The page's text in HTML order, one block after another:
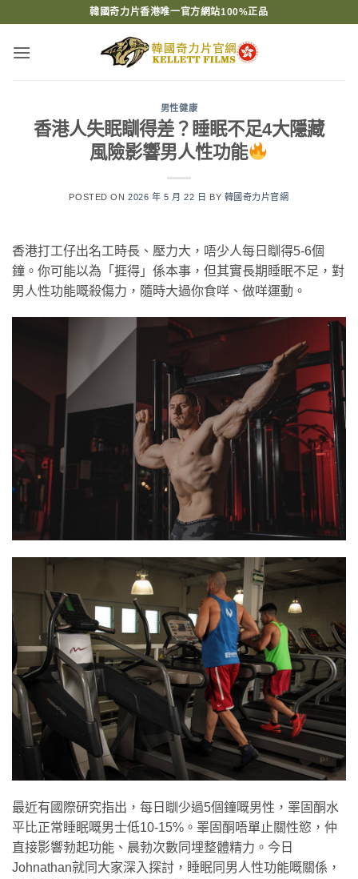
content
韓國奇力片香港唯一官方網站100%正品
男性健康
香港人失眠瞓得差？睡眠不足4大隱藏
風險影響男人性功能
POSTED ON2026 年 5 月 22 日 BY 韓國奇力片官網
香港打工仔出名工時長、壓力大，唔少人每日瞓得5-6個
鐘。你可能以為「捱得」係本事，但其實長期睡眠不足，對
男人性功能嘅殺傷力，隨時大過你食咩、做咩運動。
最近有國際研究指出，每日瞓少過5個鐘嘅男性，睪固酮水
平比正常睡眠嘅男士低10-15%。睪固酮唔單止關性慾，仲
直接影響勃起功能、晨勃次數同埋整體精力。今日
Johnathan就同大家深入探討，睡眠同男人性功能嘅關係，